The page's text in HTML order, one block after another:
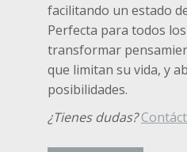
facilitando un estado
Perfecta para todos
transformar
que limitan su vida, y
posibilidades.
¿Tienes dudas?